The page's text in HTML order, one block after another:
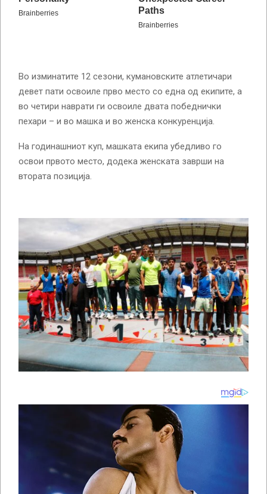
Во изминатите 12 сезони, кумановските атлетичари
девет пати освоиле прво место со една од екипите, а
во четири наврати ги освоиле двата победнички
пехари – и во машка и во женска конкуренција.
На годинашниот куп, машката екипа убедливо го
освои првото место, додека женската заврши на
втората позиција.